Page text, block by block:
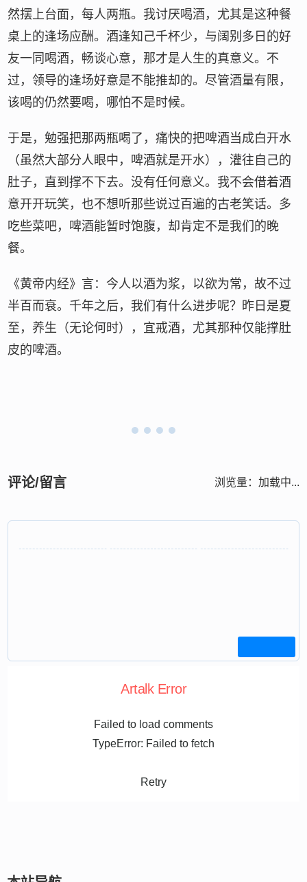
然摆上台面，每人两瓶。我讨厌喝酒，尤其是这种餐
桌上的逢场应酬。酒逢知己千杯少，与阔别多日的好
友一同喝酒，畅谈心意，那才是人生的真意义。不
过，领导的逢场好意是不能推却的。尽管酒量有限，
该喝的仍然要喝，哪怕不是时候。
于是，勉强把那两瓶喝了，痛快的把啤酒当成白开水
（虽然大部分人眼中，啤酒就是开水），灌往自己的
肚子，直到撑不下去。没有任何意义。我不会借着酒
意开开玩笑，也不想听那些说过百遍的古老笑话。多
吃些菜吧，啤酒能暂时饱腹，却肯定不是我们的晚
餐。
《黄帝内经》言：今人以酒为浆，以欲为常，故不过
半百而衰。千年之后，我们有什么进步呢？昨日是夏
至，养生（无论何时），宜戒酒，尤其那种仅能撑肚
皮的啤酒。
评论/留言 浏览量： 加载中...
Artalk Error
Failed to load comments
TypeError: Failed to fetch
Retry